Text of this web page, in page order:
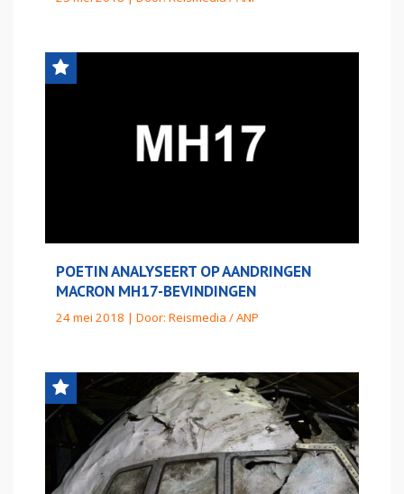
POETIN ANALYSEERT OP AANDRINGEN
MACRON MH17-BEVINDINGEN
24 mei 2018 | Door: Reismedia / ANP